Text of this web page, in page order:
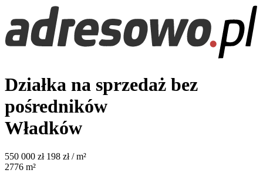
Działka na sprzedaż bez
pośredników
Władków
550 000 zł 198 zł / m²
2776 m²